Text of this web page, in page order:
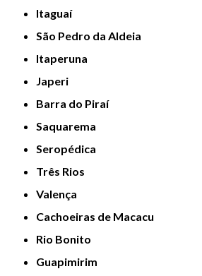
Itaguaí
São Pedro da Aldeia
Itaperuna
Japeri
Barra do Piraí
Saquarema
Seropédica
Três Rios
Valença
Cachoeiras de Macacu
Rio Bonito
Guapimirim